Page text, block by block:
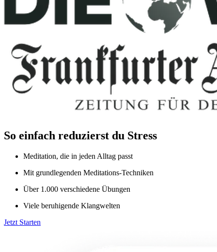
So einfach reduzierst du Stress
Meditation, die in jeden Alltag passt
Mit grundlegenden Meditations-Techniken
Über 1.000 verschiedene Übungen
Viele beruhigende Klangwelten
Jetzt Starten